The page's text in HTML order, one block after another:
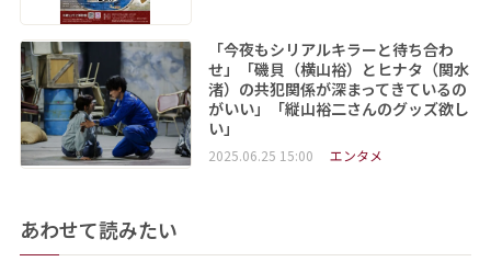
「今夜もシリアルキラーと待ち合わ
せ」「磯貝（横山裕）とヒナタ（関水
渚）の共犯関係が深まってきているの
がいい」「縦山裕二さんのグッズ欲し
い」
2025.06.25 15:00 エンタメ
あわせて読みたい